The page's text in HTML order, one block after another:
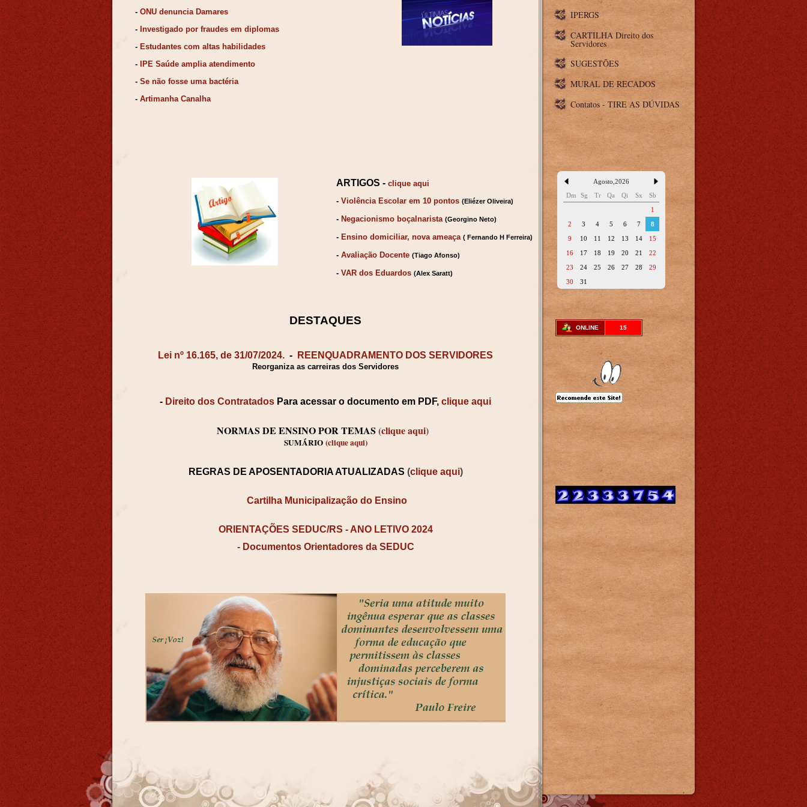
- ONU denuncia Damares
- Investigado por fraudes em diplomas
- Estudantes com altas habilidades
-
IPE Saúde amplia atendimento
- Se não fosse uma bactéria
- Artimanha Canalha
ARTIGOS - clique aqui
- Violência Escolar em 10 pontos (Eliézer Oliveira)
- Negacionismo boçalnarista (Georgino Neto)
- Ensino domiciliar, nova ameaça ( Fernando H Ferreira)
- Avaliação Docente (Tiago Afonso)
- VAR dos Eduardos (Alex Saratt)
DESTAQUES
Lei nº 16.165, de 31/07/2024. - REENQUADRAMENTO DOS SERVIDORES
Reorganiza as carreiras dos Servidores
- Direito dos Contratados Para acessar o documento em PDF, clique aqui
NORMAS DE ENSINO POR TEMAS (clique aqui)
SUMÁRIO (clique aqui)
REGRAS DE APOSENTADORIA ATUALIZADAS (clique aqui)
Cartilha Municipalização do Ensino
ORIENTAÇÕES SEDUC/RS - ANO LETIVO 2024
- Documentos Orientadores da SEDUC
IPERGS
CARTILHA Direito dos
Servidores
SUGESTÕES
MURAL DE RECADOS
Contatos - TIRE AS DÚVIDAS
Agosto 2026
Dm
Sg Tr Qa Qi Sx
Sb
1
2
3 4 5 6 7
8
9
10 11 12 13 14
15
16
17 18 19 20 21
22
23
24 25 26 27 28
29
30
31
ONLINE 15